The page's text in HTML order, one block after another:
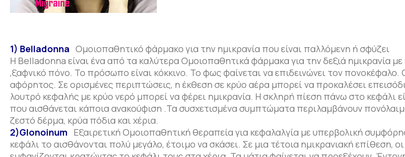
1) Belladonna Ομοιοπαθητικό φάρμακο για την ημικρανία που είναι παλλόμενη ή σφύζει
Η Belladonna είναι ένα από τα καλύτερα Ομοιοπαθητικά φάρμακα για την δεξιά ημικρανία
,ξαφνικό πόνο. Το πρόσωπο είναι κόκκινο. Το φως φαίνεται να επιδεινώνει τον πονοκέφαλο.
αφόρητος. Σε ορισμένες περιπτώσεις, η έκθεση σε κρύο αέρα μπορεί να προκαλέσει
λουτρό κεφαλής με κρύο νερό μπορεί να φέρει ημικρανία. Η σκληρή πίεση πάνω στο κεφάλι
που αισθάνεται κάποια ανακούφιση .Τα συσχετισμένα συμπτώματα περιλαμβάνουν
ζεστό δέρμα, κρύα πόδια και χέρια.
2)Glonoinum Εξαιρετική Ομοιοπαθητική θεραπεία για κεφαλαλγία με υπερβολική
κεφάλι το αισθάνονται πολύ μεγάλο, έτοιμο να σκάσει. Σε μια τέτοια ημικρανιακή επίθεση,